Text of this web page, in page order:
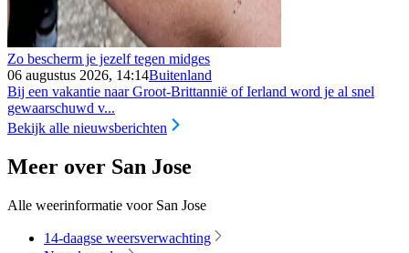
Zo bescherm je jezelf tegen midges
06 augustus 2026, 14:14Buitenland
Bij een vakantie naar Groot-Brittannië of Ierland word je al snel
gewaarschuwd v...
Bekijk alle nieuwsberichten
Meer over San Jose
Alle weerinformatie voor San Jose
14-daagse weersverwachting